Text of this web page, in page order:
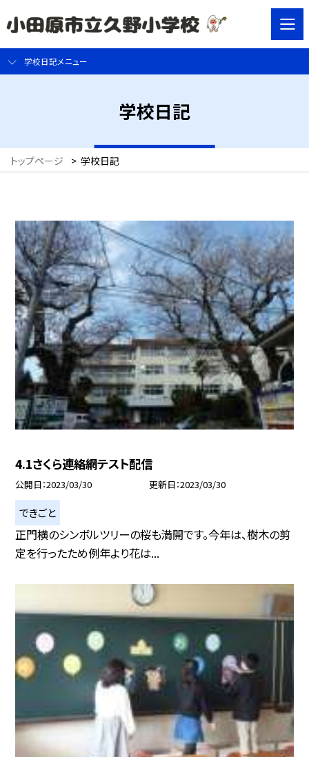
学校日記メニュー
学校日記
トップページ > 学校日記
4.1さくら連絡網テスト配信
公開日 2023/03/30 更新日 2023/03/30
できごと
正門横のシンボルツリーの桜も満開です。今年は、樹木の剪
定を行ったため例年より花は...